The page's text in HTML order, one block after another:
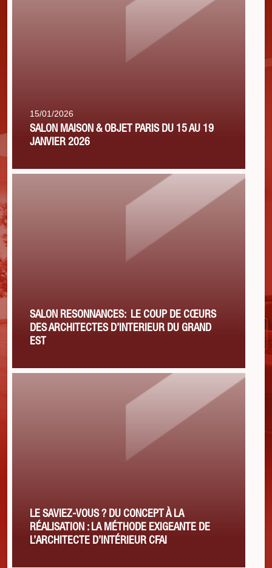
15/01/2026
SALON MAISON & OBJET PARIS DU 15 AU 19
JANVIER 2026
SALON RESONNANCES: LE COUP DE CŒURS
DES ARCHITECTES D’INTERIEUR DU GRAND
EST
LE SAVIEZ-VOUS ? DU CONCEPT À LA
RÉALISATION : LA MÉTHODE EXIGEANTE DE
L’ARCHITECTE D’INTÉRIEUR CFAI